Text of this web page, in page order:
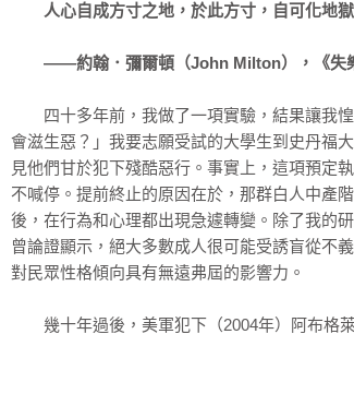
西元1690年／白板
西元1747年／《人是機器》
西元1762年／盧梭的自然之子
西元1766年／麥斯默體系
西元1775年／人相學
西元1781年／康德：心理學是一門科學嗎？
西元1788年／道德治療
西元1801年／亞維農的野男孩維克多
西元1832年／顱相學傳進美國
人心自成方寸之地，於此方寸，自可化地
——約翰．彌爾頓（John Milton），《失樂
四十多年前，我做了一項實驗，結果讓我惶
會滋生惡？」我要志願受試的大學生到史丹福
見他們甘於犯下殘酷惡行。事實上，這項預定
不喊停。提前終止的原因在於，那群白人中產
後，在行為和心理都出現急遽轉變。除了我的
曾論證顯示，絕大多數成人很可能受誘盲從不
對民眾性格傾向具有無遠弗屆的影響力。
幾十年過後，美軍犯下（2004年）阿布格
明顯的權力不對等情況被誘發之時的心理動力